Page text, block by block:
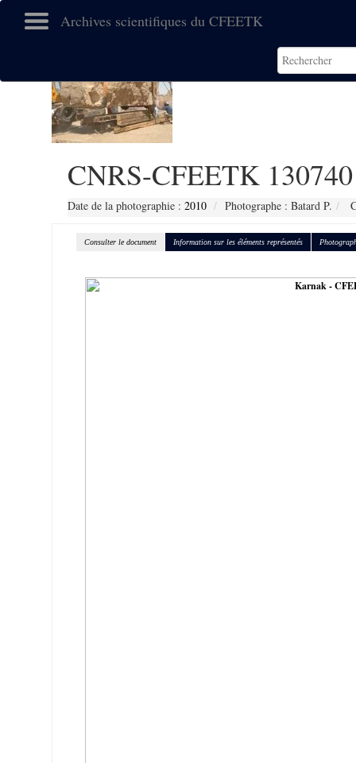
Archives scientifiques du CFEETK
CNRS-CFEETK 130740
Date de la photographie : 2010 Photographe : Batard P.
Consulter le document Information sur les éléments représentés